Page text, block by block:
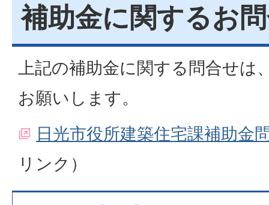
補助金に関するお
上記の補助金に関する問合せは
お願いします。
日光市役所建築住宅課補助金
リンク）